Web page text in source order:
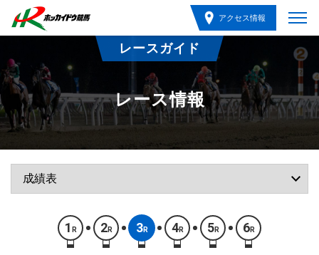
アクセス情報
レースガイド
レース情報
1 R 2R 3R 4R 5R 6R